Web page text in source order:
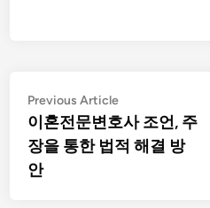
글
탐
색
Previous ArticlePrevious
article:
이혼전문변호사 조언, 주
장을 통한 법적 해결 방
안